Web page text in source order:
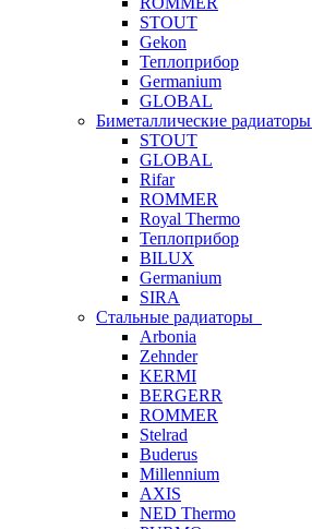
STOUT
Gekon
Теплоприбор
Germanium
GLOBAL
Биметаллические радиаторы
STOUT
GLOBAL
Rifar
ROMMER
Royal Thermo
Теплоприбор
BILUX
Germanium
SIRA
Стальные радиаторы
Arbonia
Zehnder
KERMI
BERGERR
ROMMER
Stelrad
Buderus
Millennium
AXIS
NED Thermo